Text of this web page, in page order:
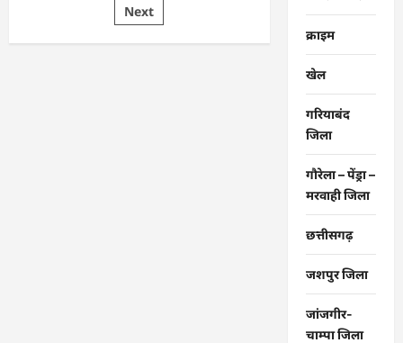
केस
में
Next
क्राइम
खेल
गरियाबंद
जिला
गौरेला – पेंड्रा –
मरवाही जिला
छत्तीसगढ़
जशपुर जिला
जांजगीर-
चाम्पा जिला